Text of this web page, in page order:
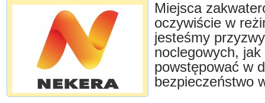
Miejsca
oczywiście w
jesteśmy
noclegowych,
powstępować w
bezpieczeństwo